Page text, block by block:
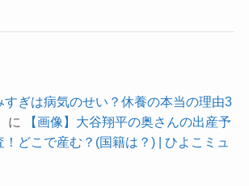
すぎは病気のせい？休養の本当の理由3
に
【画像】大谷翔平の奥さんの出産予
どこで産む？(国籍は？) | ひよこミュ